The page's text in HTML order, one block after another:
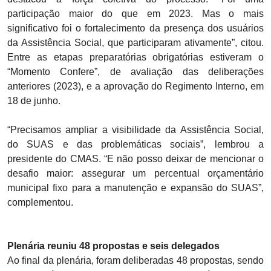
participação maior do que em 2023. Mas o mais
significativo foi o fortalecimento da presença dos usuários
da Assistência Social, que participaram ativamente”, citou.
Entre as etapas preparatórias obrigatórias estiveram o
“Momento Confere”, de avaliação das deliberações
anteriores (2023), e a aprovação do Regimento Interno, em
18 de junho.
“Precisamos ampliar a visibilidade da Assistência Social,
do SUAS e das problemáticas sociais”, lembrou a
presidente do CMAS. “E não posso deixar de mencionar o
desafio maior: assegurar um percentual orçamentário
municipal fixo para a manutenção e expansão do SUAS”,
complementou.
Plenária reuniu 48 propostas e seis delegados
Ao final da plenária, foram deliberadas 48 propostas, sendo